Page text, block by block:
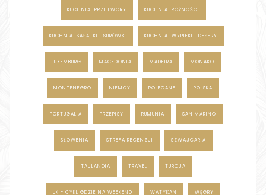
KUCHNIA. PRZETWORY KUCHNIA. RÓŻNOŚCI
KUCHNIA. SAŁATKI I SURÓWKI KUCHNIA. WYPIEKI I DESERY
LUXEMBURG MACEDONIA MADEIRA MONAKO
MONTENEGRO NIEMCY POLECANE POLSKA
PORTUGALIA PRZEPISY RUMUNIA SAN MARINO
SŁOWENIA STREFA RECENZJI SZWAJCARIA
TAJLANDIA TRAVEL TURCJA
UK - CYKL GDZIE NA WEEKEND WATYKAN WĘGRY